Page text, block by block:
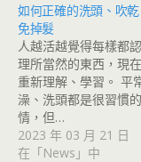
如何正確的洗頭、吹
免掉髮
人越活越覺得每樣都
理所當然的東西，現
重新理解、學習。 平
澡、洗頭都是很習慣
情，但…
2023 年 03 月 21 日
在「News」中